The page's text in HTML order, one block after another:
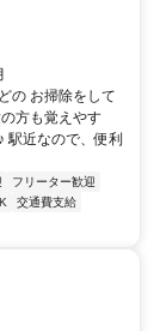
の お掃除をして
方も覚えやす
駅近なので、便利
フリーター歓迎
交通費支給